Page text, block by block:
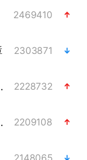
2469410
2303871
优化 2228732
巴威 2209108